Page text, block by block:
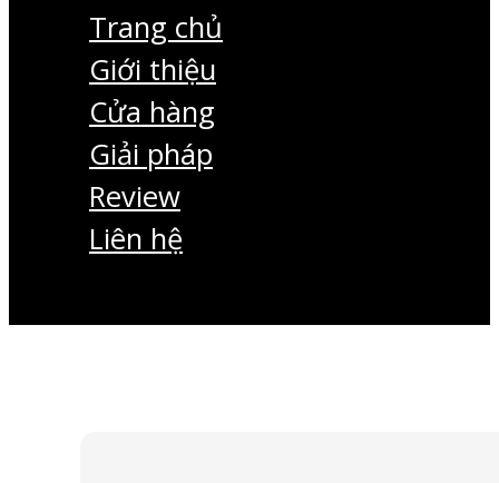
Trang chủ
Giới thiệu
Cửa hàng
Giải pháp
Review
Liên hệ